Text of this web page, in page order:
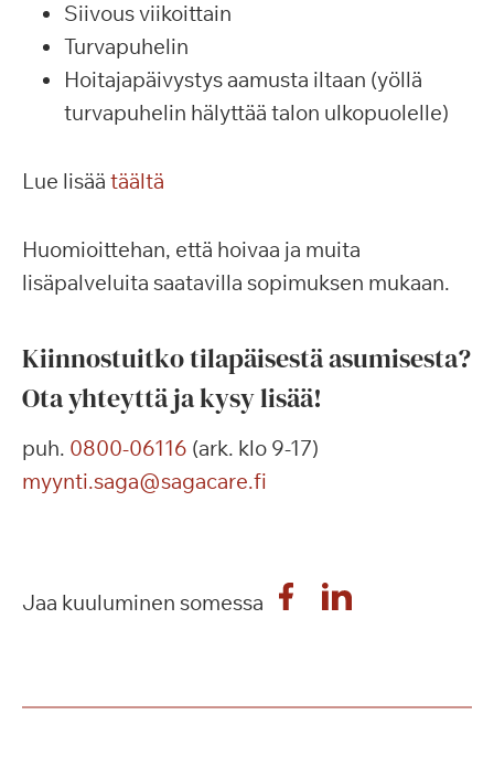
Siivous viikoittain
Turvapuhelin
Hoitajapäivystys aamusta iltaan (yöllä
turvapuhelin hälyttää talon ulkopuolelle)
Lue lisää täältä
Huomioittehan, että hoivaa ja muita
lisäpalveluita saatavilla sopimuksen mukaan.
Kiinnostuitko tilapäisestä asumisesta?
Ota yhteyttä ja kysy lisää!
puh. 0800-06116 (ark. klo 9-17)
myynti.saga@sagacare.fi
Jaa kuuluminen somessa